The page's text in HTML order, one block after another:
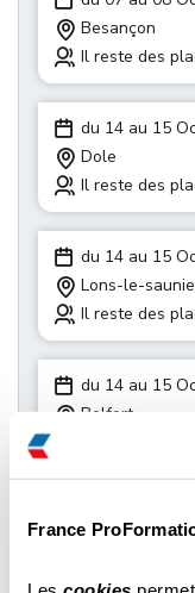
France
Besançon
Il reste des
du 14 au 15
Dole
Il reste des
du 14 au 15
Lons-le-
Il reste des
du 14 au 15
Belfort
Besançon